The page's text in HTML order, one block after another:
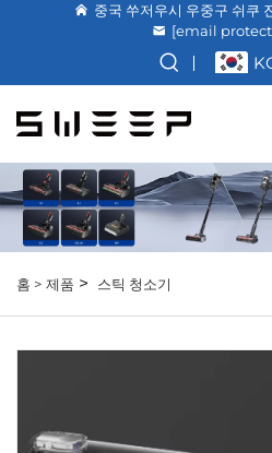
중국 쑤저우시 우중구 쉬쿠
[email
홈 > 제품 > 스틱 청소기